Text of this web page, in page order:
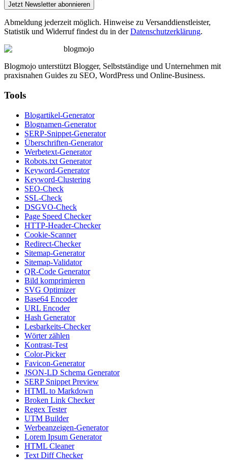
Jetzt Newsletter abonnieren
Abmeldung jederzeit möglich. Hinweise zu Versanddienstleister,
Statistik und Widerruf findest du in der Datenschutzerklärung.
blogmojo
Blogmojo unterstützt Blogger, Selbstständige und Unternehmen mit
praxisnahen Guides zu SEO, WordPress und Online-Business.
Tools
Blogartikel-Generator
Blognamen-Generator
SERP-Snippet-Generator
Überschriften-Generator
Werbetext-Generator
Robots.txt Generator
Keyword-Generator
Keyword-Clustering
SEO-Check
SSL-Check
DSGVO-Check
Page Speed Checker
HTTP-Header-Checker
Cookie-Scanner
Redirect-Checker
Sitemap-Generator
Sitemap-Validator
QR-Code Generator
Bild komprimieren
SVG Optimizer
Base64 Encoder
URL Encoder
Hash Generator
Lesbarkeits-Checker
Wörter zählen
Kontrast-Test
Color-Picker
Favicon-Generator
JSON-LD Schema Generator
SERP Snippet Preview
HTML to Markdown
Broken Link Checker
Regex Tester
UTM Builder
Werbeanzeigen-Generator
Lorem Ipsum Generator
HTML Cleaner
Text Diff Checker